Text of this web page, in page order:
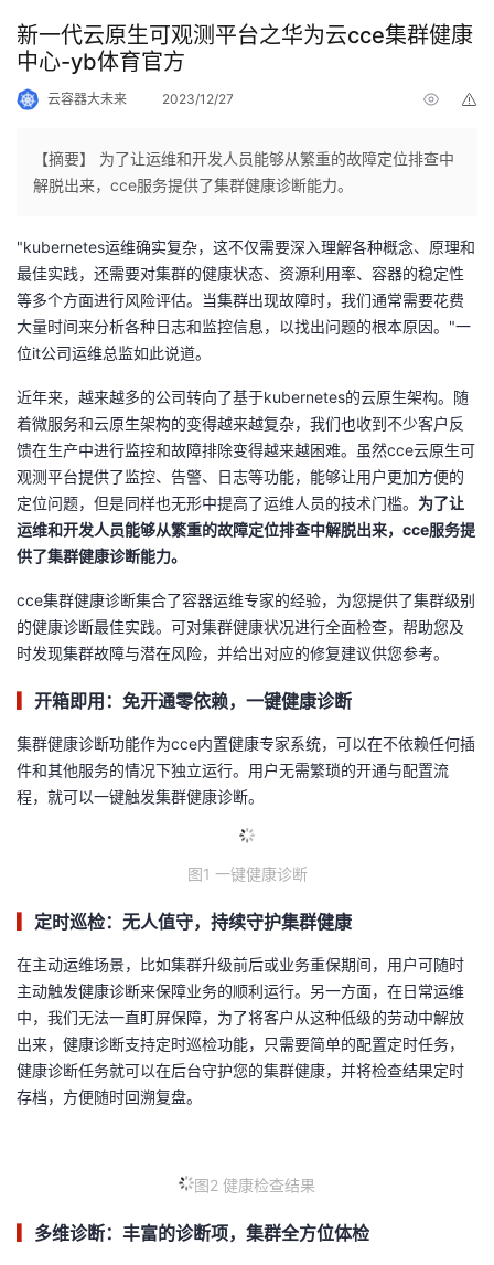
新一代云原生可观测平台之华为云cce集群健康
中心-yb体育官方
云容器大未来 2023/12/27
【摘要】 为了让运维和开发人员能够从繁重的故障定位排查中
解脱出来，cce服务提供了集群健康诊断能力。
"kubernetes运维确实复杂，这不仅需要深入理解各种概念、原理和
最佳实践，还需要对集群的健康状态、资源利用率、容器的稳定性
等多个方面进行风险评估。当集群出现故障时，我们通常需要花费
大量时间来分析各种日志和监控信息，以找出问题的根本原因。"一
位it公司运维总监如此说道。
近年来，越来越多的公司转向了基于kubernetes的云原生架构。随
着微服务和云原生架构的变得越来越复杂，我们也收到不少客户反
馈在生产中进行监控和故障排除变得越来越困难。虽然cce云原生可
观测平台提供了监控、告警、日志等功能，能够让用户更加方便的
定位问题，但是同样也无形中提高了运维人员的技术门槛。 为了让
运维和开发人员能够从繁重的故障定位排查中解脱出来，cce服务提
供了集群健康诊断能力。
cce集群健康诊断集合了容器运维专家的经验，为您提供了集群级别
的健康诊断最佳实践。可对集群健康状况进行全面检查，帮助您及
时发现集群故障与潜在风险，并给出对应的修复建议供您参考。
开箱即用：免开通零依赖，一键健康诊断
集群健康诊断功能作为cce内置健康专家系统，可以在不依赖任何插
件和其他服务的情况下独立运行。用户无需繁琐的开通与配置流
程，就可以一键触发集群健康诊断。
图1 一键健康诊断
定时巡检：无人值守，持续守护集群健康
在主动运维场景，比如集群升级前后或业务重保期间，用户可随时
主动触发健康诊断来保障业务的顺利运行。另一方面，在日常运维
中，我们无法一直盯屏保障，为了将客户从这种低级的劳动中解放
出来，健康诊断支持定时巡检功能，只需要简单的配置定时任务，
健康诊断任务就可以在后台守护您的集群健康，并将检查结果定时
存档，方便随时回溯复盘。
图2 健康检查结果
多维诊断：丰富的诊断项，集群全方位体检